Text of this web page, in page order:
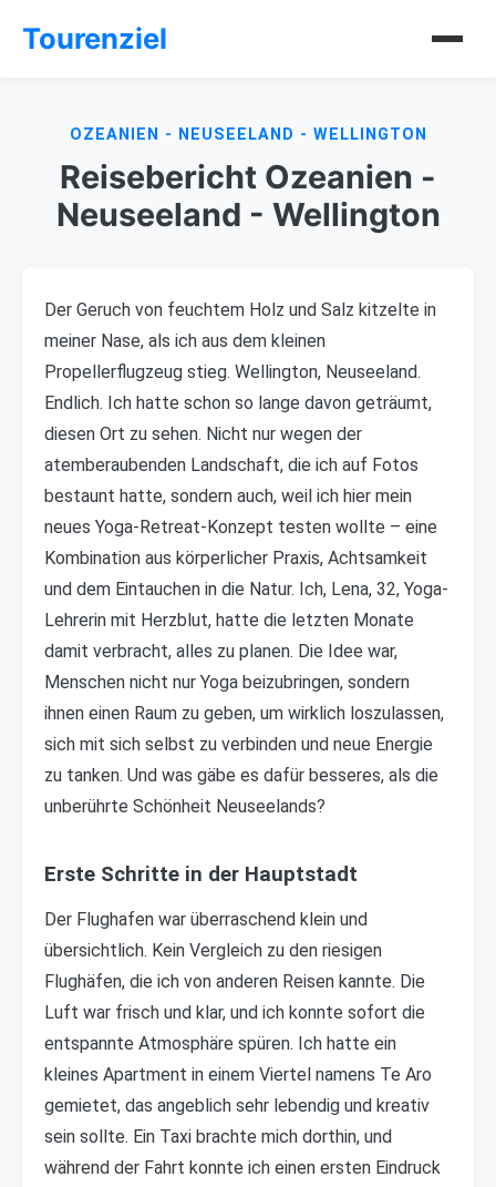
Tourenziel
OZEANIEN - NEUSEELAND - WELLINGTON
Reisebericht Ozeanien -
Neuseeland - Wellington
Der Geruch von feuchtem Holz und Salz kitzelte in
meiner Nase, als ich aus dem kleinen
Propellerflugzeug stieg. Wellington, Neuseeland.
Endlich. Ich hatte schon so lange davon geträumt,
diesen Ort zu sehen. Nicht nur wegen der
atemberaubenden Landschaft, die ich auf Fotos
bestaunt hatte, sondern auch, weil ich hier mein
neues Yoga-Retreat-Konzept testen wollte – eine
Kombination aus körperlicher Praxis, Achtsamkeit
und dem Eintauchen in die Natur. Ich, Lena, 32, Yoga-
Lehrerin mit Herzblut, hatte die letzten Monate
damit verbracht, alles zu planen. Die Idee war,
Menschen nicht nur Yoga beizubringen, sondern
ihnen einen Raum zu geben, um wirklich loszulassen,
sich mit sich selbst zu verbinden und neue Energie
zu tanken. Und was gäbe es dafür besseres, als die
unberührte Schönheit Neuseelands?
Erste Schritte in der Hauptstadt
Der Flughafen war überraschend klein und
übersichtlich. Kein Vergleich zu den riesigen
Flughäfen, die ich von anderen Reisen kannte. Die
Luft war frisch und klar, und ich konnte sofort die
entspannte Atmosphäre spüren. Ich hatte ein
kleines Apartment in einem Viertel namens Te Aro
gemietet, das angeblich sehr lebendig und kreativ
sein sollte. Ein Taxi brachte mich dorthin, und
während der Fahrt konnte ich einen ersten Eindruck